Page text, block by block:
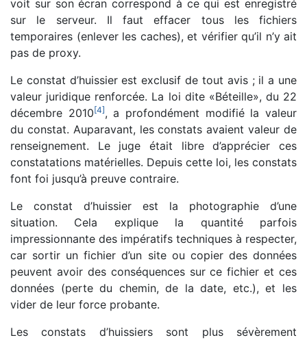
voit sur son écran correspond à ce qui est enregistré
sur le serveur. Il faut effacer tous les fichiers
temporaires (enlever les caches), et vérifier qu’il n’y ait
pas de proxy.
Le constat d’huissier est exclusif de tout avis ; il a une
valeur juridique renforcée. La loi dite «Béteille», du 22
décembre 2010[4], a profondément modifié la valeur
du constat. Auparavant, les constats avaient valeur de
renseignement. Le juge était libre d’apprécier ces
constatations matérielles. Depuis cette loi, les constats
font foi jusqu’à preuve contraire.
Le constat d’huissier est la photographie d’une
situation. Cela explique la quantité parfois
impressionnante des impératifs techniques à respecter,
car sortir un fichier d’un site ou copier des données
peuvent avoir des conséquences sur ce fichier et ces
données (perte du chemin, de la date, etc.), et les
vider de leur force probante.
Les constats d’huissiers sont plus sévèrement